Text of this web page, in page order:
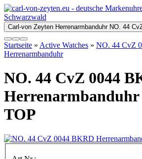
Carl-von
Startseite » Active Watches » NO. 44 CvZ
Herrenarmbanduhr
NO. 44 CvZ 0044
Herrenarmbanduhr
TOP